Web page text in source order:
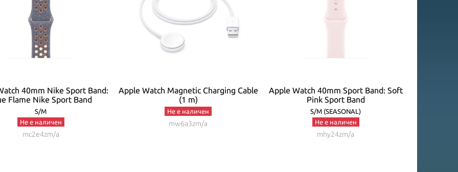
40mm Nike Sport Band:
Flame Nike Sport Band
S/M
Не е наличен
mc2e4zm/a
Apple Watch Magnetic Charging Cable
(1 m)
Не е наличен
mw6a3zm/a
Apple Watch 40mm Sport Band: Soft
Pink Sport Band
S/M (SEASONAL)
Не е наличен
mhy24zm/a